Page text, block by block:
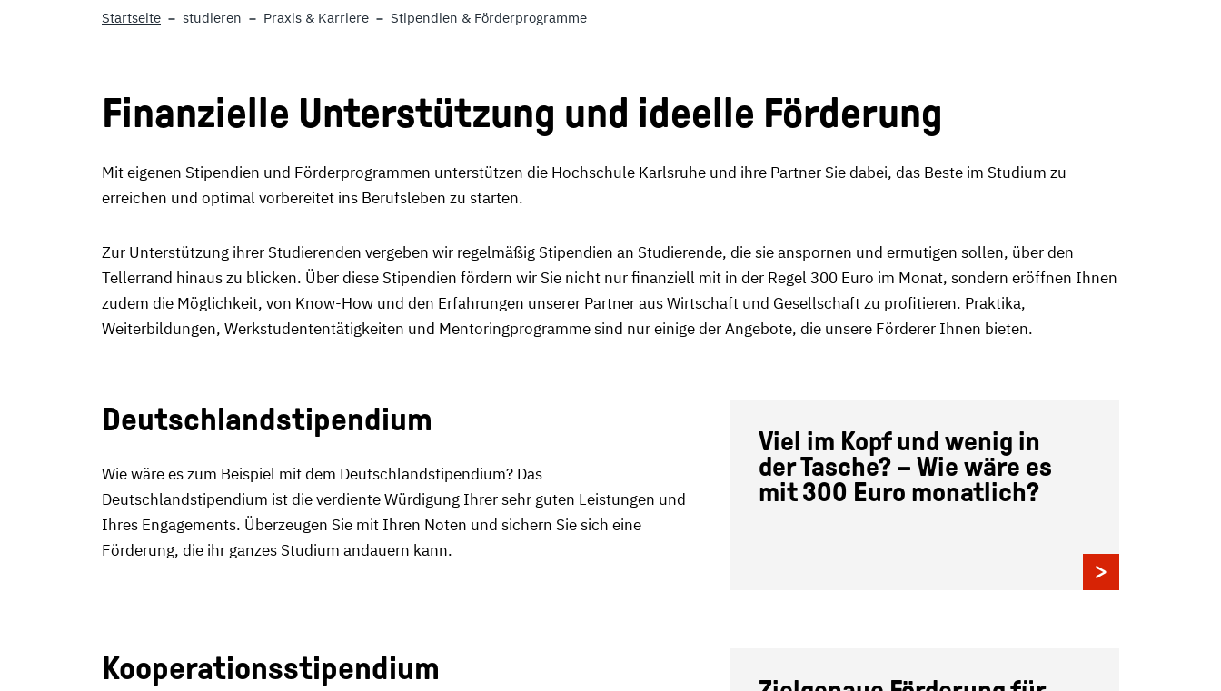
Startseite studieren Praxis & Karriere Stipendien & Förderprogramme
Finanzielle Unterstützung und ideelle Förderung
Mit eigenen Stipendien und Förderprogrammen unterstützen die Hochschule Karlsruhe und ihre Partner Sie dabei, das Beste im Studium zu
erreichen und optimal vorbereitet ins Berufsleben zu starten.
Zur Unterstützung ihrer Studierenden vergeben wir regelmäßig Stipendien an Studierende, die sie anspornen und ermutigen sollen, über den
Tellerrand hinaus zu blicken. Über diese Stipendien fördern wir Sie nicht nur finanziell mit in der Regel 300 Euro im Monat, sondern eröffnen Ihnen
zudem die Möglichkeit, von Know-How und den Erfahrungen unserer Partner aus Wirtschaft und Gesellschaft zu profitieren. Praktika,
Weiterbildungen, Werkstudententätigkeiten und Mentoringprogramme sind nur einige der Angebote, die unsere Förderer Ihnen bieten.
Deutschlandstipendium
Wie wäre es zum Beispiel mit dem Deutschlandstipendium? Das
Deutschlandstipendium ist die verdiente Würdigung Ihrer sehr guten Leistungen und
Ihres Engagements. Überzeugen Sie mit Ihren Noten und sichern Sie sich eine
Förderung, die ihr ganzes Studium andauern kann.
Viel im Kopf und wenig in
der Tasche? – Wie wäre es
mit 300 Euro monatlich?
Kooperationsstipendium